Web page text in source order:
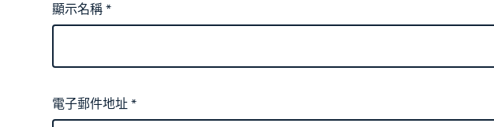
顯示名稱*
電子郵件地址*